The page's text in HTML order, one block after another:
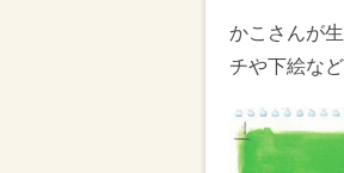
かこさんが
チや下絵な